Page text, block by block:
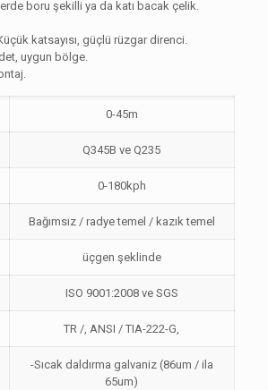
boru şekilli ya da katı bacak çelik.
katsayısı, güçlü rüzgar direnci.
uygun bölge.
0-45m
Q345B ve Q235
0-180kph
Bağımsız / radye temel / kazık temel
üçgen şeklinde
ISO 9001:2008 ve SGS
TR /, ANSI / TIA-222-G,
-Sıcak daldırma galvaniz (86um / ila
65um)